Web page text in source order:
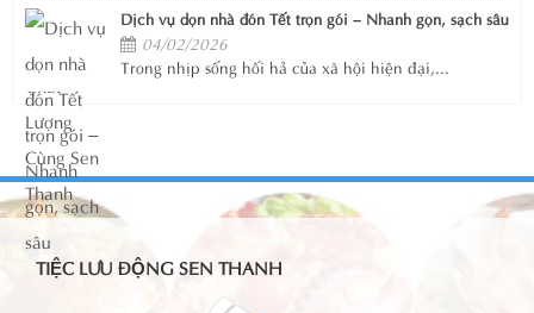
Dịch vụ dọn nhà đón Tết trọn gói – Nhanh gọn, sạch sâu
04/02/2026
Trong nhịp sống hối hả của xã hội hiện đại,...
TIỆC LƯU ĐỘNG SEN THANH